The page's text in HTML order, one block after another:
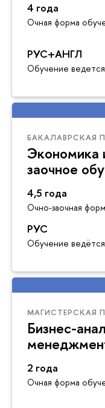
4 года
Очная форма
РУС+АНГЛ
Обучение ведется
БАКАЛАВРСКАЯ
Экономика
заочное
4,5 года
Очно-заочная
РУС
Обучение
МАГИСТЕРСКАЯ
Бизнес-
2 года
Очная форма